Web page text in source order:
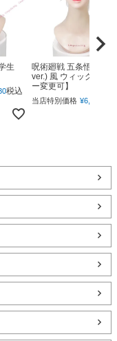
生
税込
呪術廻戦 五条悟(下ろ
ver.) 風 ウィッグ 【カ
ー変更可】
当店特別価格 ¥6,930